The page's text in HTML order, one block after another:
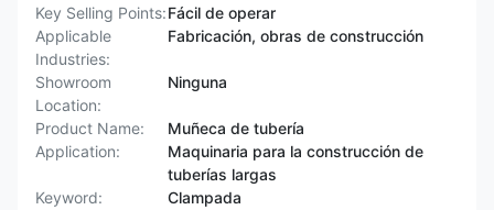
Key Selling Points:Fácil de operar
Applicable
Industries:
Fabricación, obras de construcción
Showroom
Location:
Ninguna
Product Name:
Muñeca de tubería
Application:
Maquinaria para la construcción de
tuberías largas
Keyword:
Clampada